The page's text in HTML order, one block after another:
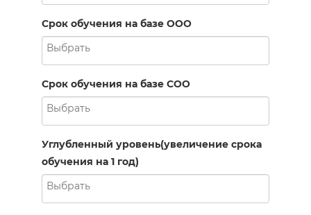
Срок обучения на базе ООО
Срок обучения на базе СОО
Углубленный уровень(увеличение срока
обучения на 1 год)